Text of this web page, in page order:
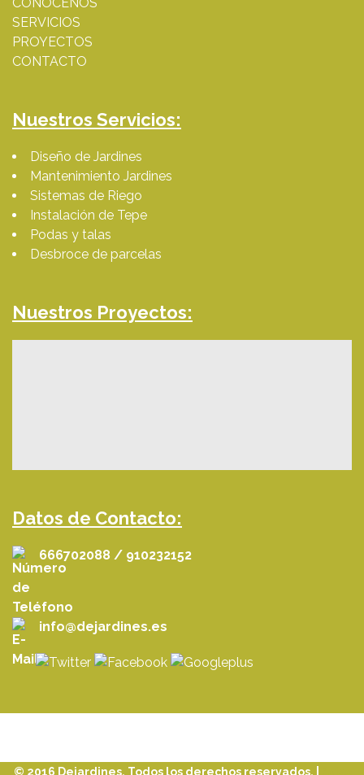
SERVICIOS
PROYECTOS
CONTACTO
Nuestros Servicios:
Diseño de Jardines
Mantenimiento Jardines
Sistemas de Riego
Instalación de Tepe
Podas y talas
Desbroce de parcelas
Nuestros Proyectos:
Datos de Contacto:
666702088 / 910232152
info@dejardines.es
© 2016 Dejardines. Todos los derechos reservados. |